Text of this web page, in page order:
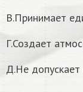
В.Принимает
Г.Создает
Д.Не допускает